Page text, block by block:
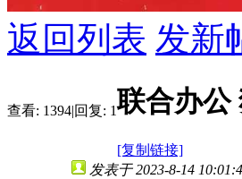
返回列表 发新
查看: 1394|回复: 1联合办公
[复制链接]
发表于 2023-8-14